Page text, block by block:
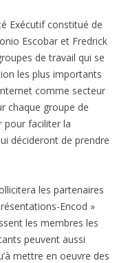
Exécutif constitué de
Escobar et Fredrick
de travail qui se
les plus importants
comme secteur
chaque groupe de
pour faciliter la
décideront de prendre
les partenaires
Encod »
les membres les
peuvent aussi
mettre en oeuvre des